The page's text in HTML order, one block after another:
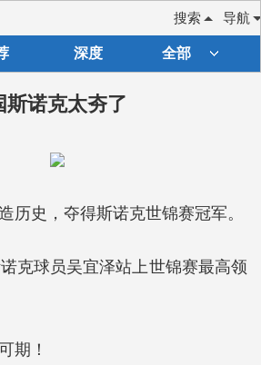
导航
搜索
深度 全部
诺克太夯了
历史，夺得斯诺克世锦赛冠军。
克球员吴宜泽站上世锦赛最高领
期！